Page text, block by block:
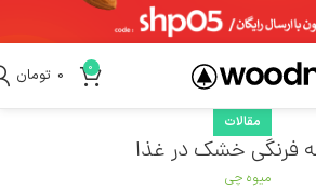
0 تومان 0
مقالات
فرنگی خشک در غذا
میوه چی